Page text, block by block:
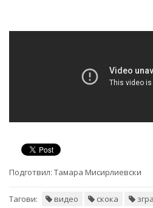
Подготвил: Тамара Мисирлиевски
Тагови: видео скока